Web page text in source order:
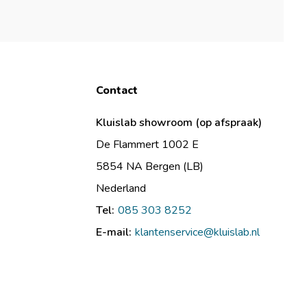
Contact
Kluislab showroom (op afspraak)
De Flammert 1002 E
5854 NA Bergen (LB)
Nederland
Tel: 085 303 8252
E-mail: klantenservice@kluislab.nl